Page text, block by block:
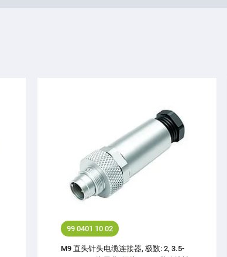
99 0401 10 02
M9 直头针头电缆连接器, 极数: 2, 3.5-